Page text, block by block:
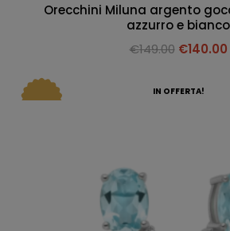
Orecchini Miluna argento
azzurro e bianco
€149.00 €140.00
IN OFFERTA!